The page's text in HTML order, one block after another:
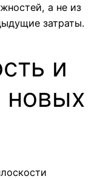
а не из
затраты.
и
новых